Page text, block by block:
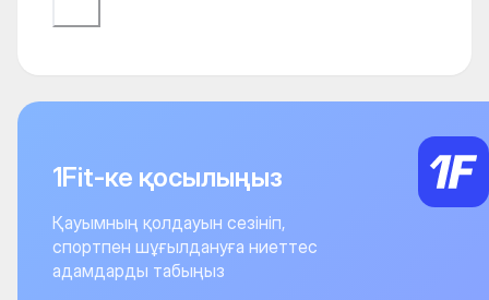
1Fit-ке қосылыңыз
Қауымның қолдауын сезініп,
спортпен шұғылдануға ниеттес
адамдарды табыңыз